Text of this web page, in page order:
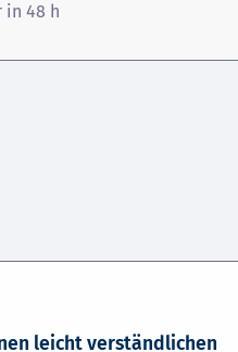
in 48 h
leicht verständlichen